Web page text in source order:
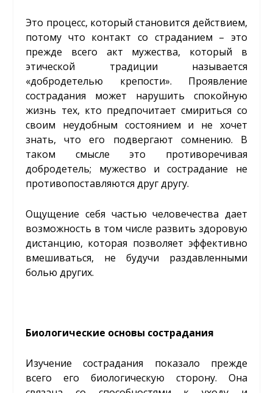
Это процесс, который становится действием,
потому что контакт со страданием – это
прежде всего акт мужества, который в
этической традиции называется
«добродетелью крепости». Проявление
сострадания может нарушить спокойную
жизнь тех, кто предпочитает смириться со
своим неудобным состоянием и не хочет
знать, что его подвергают сомнению. В
таком смысле это противоречивая
добродетель; мужество и сострадание не
противопоставляются друг другу.
Ощущение себя частью человечества дает
возможность в том числе развить здоровую
дистанцию, которая позволяет эффективно
вмешиваться, не будучи раздавленными
болью других.
Биологические основы сострадания
Изучение сострадания показало прежде
всего его биологическую сторону. Она